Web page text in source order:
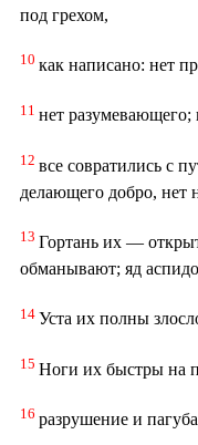
под грехом,
10 как написано: нет
11 нет
12 все совратились с
делающего добро, нет
13 Гортань их —
обманывают; яд
14 Уста их полны
15 Ноги их быстры на
16 разрушение и